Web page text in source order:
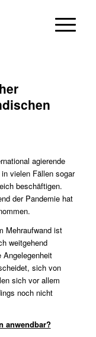
agierende
vielen Fällen sogar
beschäftigen.
der Pandemie hat
Mehraufwand ist
weitgehend
sich von
sich vor allem
noch nicht
anwendbar?